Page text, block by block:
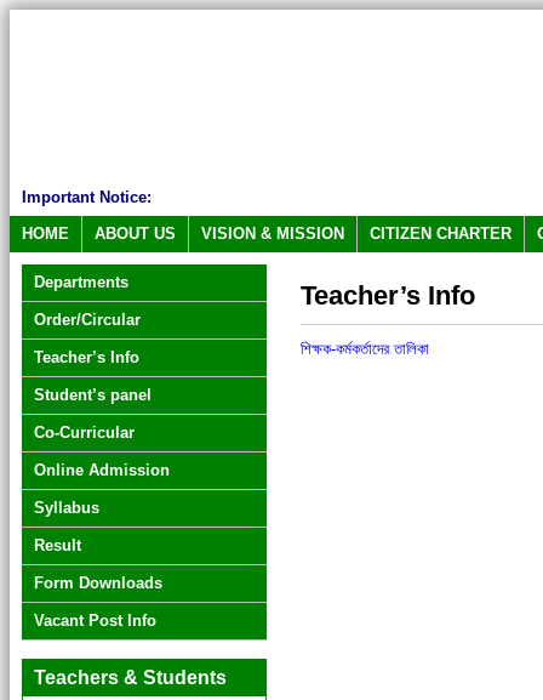
Important Notice:
HOME
ABOUT US VISION & MISSION CITIZEN CHARTER
Departments
Order/Circular
Teacher’s Info
Student’s panel
Co-Curricular
Online Admission
Syllabus
Result
Form Downloads
Vacant Post Info
Teachers & Students
Teacher’s Info
শিক্ষক-কর্মকর্তাদের তালিকা